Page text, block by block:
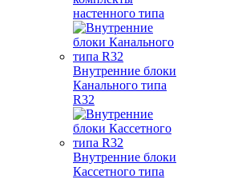
настенного типа
Внутренние блоки
Канального типа
R32
Внутренние блоки
Кассетного типа